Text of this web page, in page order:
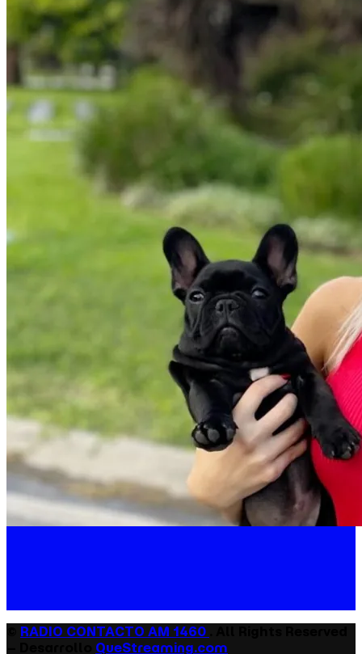
RADIO CONTACTO AM 1460
QueStreaming.com